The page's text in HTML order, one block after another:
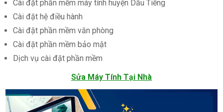
Cài đặt phần mềm máy tính huyện Dầu Tiếng
Cài đặt hệ điều hành
Cài đặt phần mềm văn phòng
Cài đặt phần mềm bảo mật
Dịch vụ cài đặt phần mềm
Sửa Máy Tính Tại Nhà